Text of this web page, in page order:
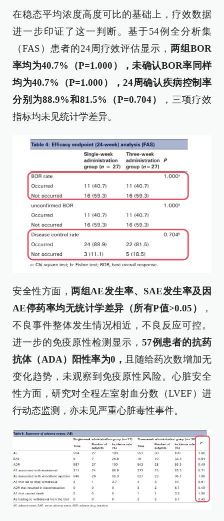
在稳态平均浓度高度可比的基础上，疗效数据
进一步印证了这一判断。基于54例全分析集
（FAS）患者的24周疗效评估显示，两组BOR
率均为40.7%（P=1.000），未确认BOR率同样
均为40.7%（P=1.000），24周确认疾病控制率
分别为88.9%和81.5%（P=0.704）
，三项疗效
指标均未见统计学差异。
安全性方面，两组AE发生率、SAE发生率及因
AE停药率均无统计学差异（所有P值>0.05）
，
不良事件整体发生情况相近，不良反应可控。
进一步的免疫原性检测显示， 57例患者的抗药
抗体（ADA）阳性率为0， 且随给药次数增加无
变化趋势，未观察到免疫原性风险。心脏安全
性方面，研究对全程左室射血分数（LVEF）进
行动态监测，亦未见严重心脏毒性事件。